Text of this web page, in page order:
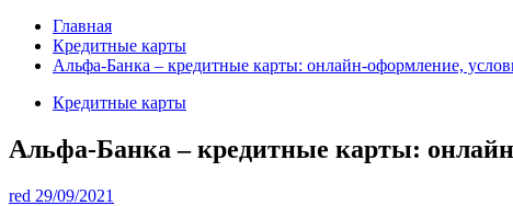
Главная
Кредитные карты
Альфа-Банка – кредитные карты: онлайн-оформление,
Кредитные карты
Альфа-Банка – кредитные карты:
red 29/09/2021